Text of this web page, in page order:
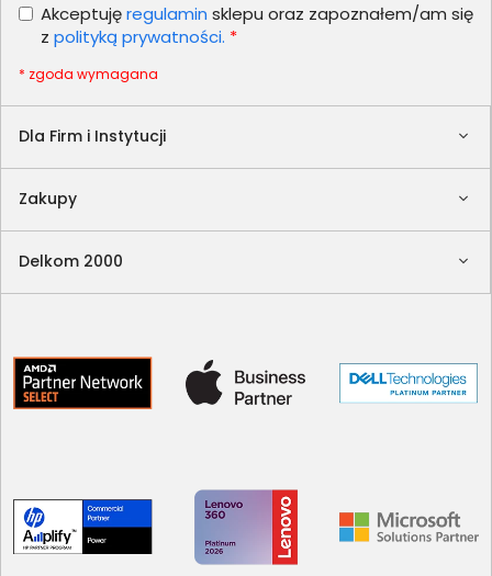
Dla Firm i Instytucji
Zakupy
Delkom 2000
Akceptujęregulamin sklepu oraz zapoznałem/am się
z polityką prywatności. *
* zgoda wymagana